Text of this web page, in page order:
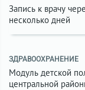
Запись к врачу
несколько дней
ЗДРАВООХРАНЕНИЕ
Модуль детской
центральной